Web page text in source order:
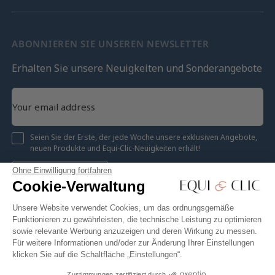
Ohne Einwilligung fortfahren
Cookie-Verwaltung
Unsere Website verwendet Cookies, um das ordnungsgemäße
Funktionieren zu gewährleisten, die technische Leistung zu optimieren
sowie relevante Werbung anzuzeigen und deren Wirkung zu messen.
Für weitere Informationen und/oder zur Änderung Ihrer Einstellungen
klicken Sie auf die Schaltfläche „Einstellungen“.
ABONNIEREN SIE UNSEREN NEWSLETTER
Erhalten Sie unsere Neuigkeiten und Sonderangebote
Seien Sie der Erste, der jede Woche unsere exklusiven Angebote,
neuen Produkte und Equi-Clic-Neuigkeiten erhält!
Registrieren
Facebook Twitter
YouTube
Pinterest
Instagram